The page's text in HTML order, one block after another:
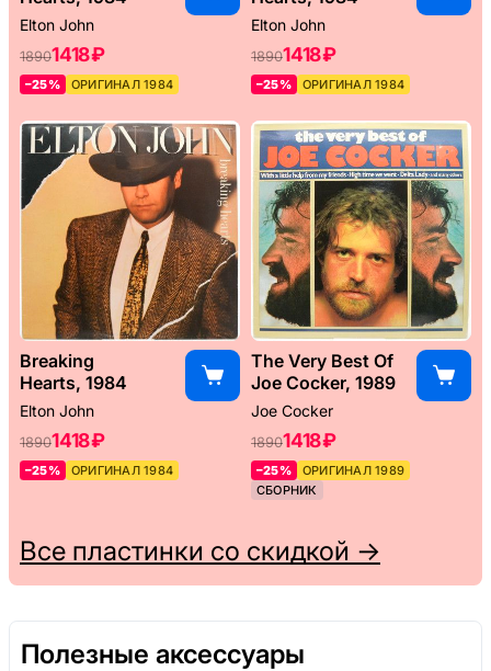
Elton John
18901418 ₽
–25% ОРИГИНАЛ 1984
Elton John
18901418 ₽
–25% ОРИГИНАЛ 1984
Breaking
Hearts, 1984
Elton John
18901418 ₽
–25% ОРИГИНАЛ 1984
The Very Best Of
Joe Cocker, 1989
Joe Cocker
18901418 ₽
–25%
ОРИГИНАЛ 1989
СБОРНИК
Все пластинки со скидкой →
Полезные аксессуары